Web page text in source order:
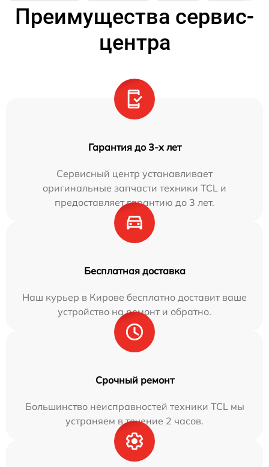
Преимущества сервис-
центра
Гарантия до 3-х лет
Сервисный центр устанавливает
оригинальные запчасти техники TCL и
предоставляет гарантию до 3 лет.
Бесплатная доставка
Наш курьер в Кирове бесплатно доставит ваше
устройство на ремонт и обратно.
Срочный ремонт
Большинство неисправностей техники TCL мы
устраняем в течение 2 часов.